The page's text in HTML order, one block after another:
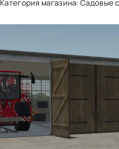
Категория магазина: Садовые